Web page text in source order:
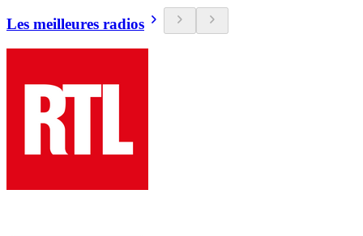
Les meilleures radios